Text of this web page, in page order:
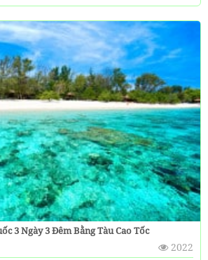
3 Ngày 3 Đêm Bằng Tàu Cao Tốc
2022